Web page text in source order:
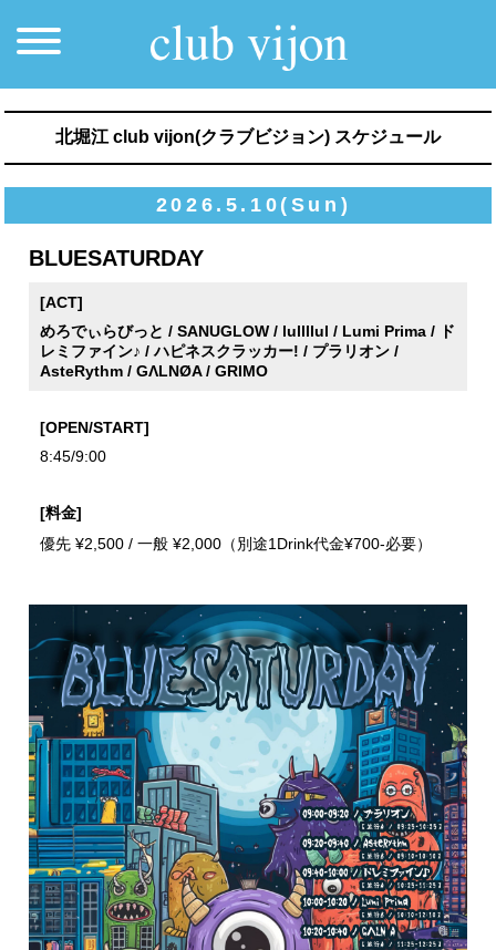
北堀江 club vijon(クラブビジョン) スケジュール
2026.5.10(Sun)
BLUESATURDAY
[ACT]
めろでぃらびっと / SANUGLOW / lullllul / Lumi Prima / ド
レミファイン♪ / ハピネスクラッカー! / プラリオン /
AsteRythm / GΛLNØA / GRIMO
[OPEN/START]
8:45/9:00
[料金]
優先 ¥2,500 / 一般 ¥2,000（別途1Drink代金¥700-必要）